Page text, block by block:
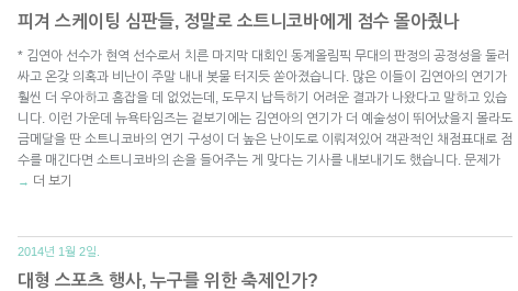
피겨 스케이팅 심판들, 정말로 소트니코바에게 점수 몰아줬나
* 김연아 선수가 현역 선수로서 치른 마지막 대회인 동계올림픽 무대의 판정의 공정성을 둘러
싸고 온갖 의혹과 비난이 주말 내내 봇물 터지듯 쏟아졌습니다. 많은 이들이 김연아의 연기가
훨씬 더 우아하고 흠잡을 데 없었는데, 도무지 납득하기 어려운 결과가 나왔다고 말하고 있습
니다. 이런 가운데 뉴욕타임즈는 겉보기에는 김연아의 연기가 더 예술성이 뛰어났을지 몰라도
금메달을 딴 소트니코바의 연기 구성이 더 높은 난이도로 이뤄져있어 객관적인 채점표대로 점
수를 매긴다면 소트니코바의 손을 들어주는 게 맞다는 기사를 내보내기도 했습니다. 문제가
→ 더 보기
2014년 1월 2일.
대형 스포츠 행사, 누구를 위한 축제인가?